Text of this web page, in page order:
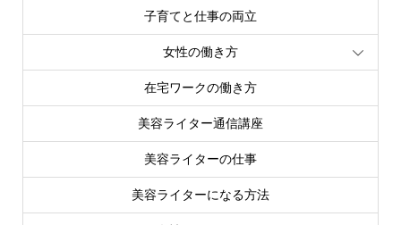
子育てと仕事の両立
女性の働き方
在宅ワークの働き方
美容ライター通信講座
美容ライターの仕事
美容ライターになる方法